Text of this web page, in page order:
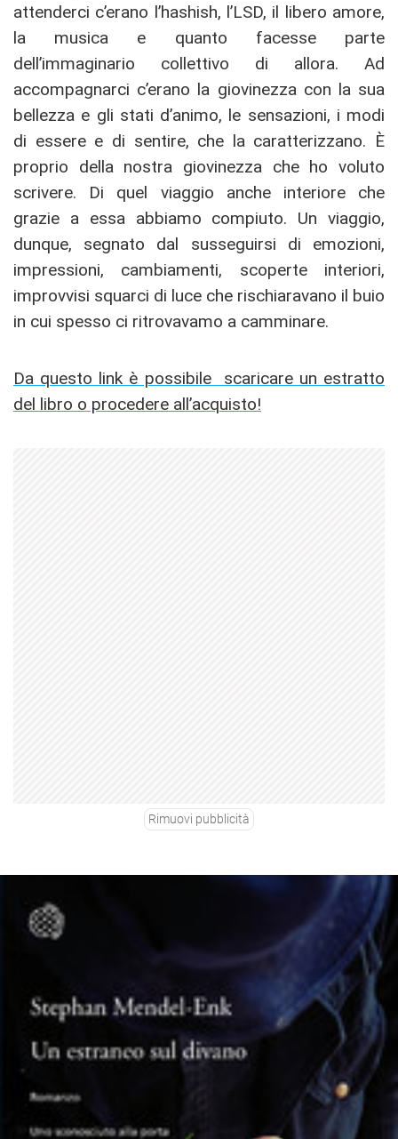
attenderci c’erano l’hashish, l’LSD, il libero amore,
la musica e quanto facesse parte
dell’immaginario collettivo di allora. Ad
accompagnarci c’erano la giovinezza con la sua
bellezza e gli stati d’animo, le sensazioni, i modi
di essere e di sentire, che la caratterizzano. È
proprio della nostra giovinezza che ho voluto
scrivere. Di quel viaggio anche interiore che
grazie a essa abbiamo compiuto. Un viaggio,
dunque, segnato dal susseguirsi di emozioni,
impressioni, cambiamenti, scoperte interiori,
improvvisi squarci di luce che rischiaravano il buio
in cui spesso ci ritrovavamo a camminare.
Da questo link è possibile scaricare un estratto
del libro o procedere all’acquisto!
Rimuovi pubblicità